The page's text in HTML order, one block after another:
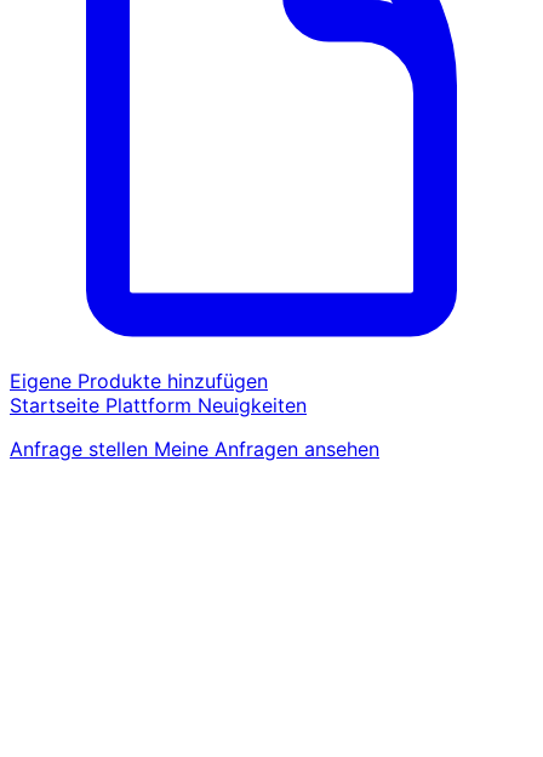
Eigene Produkte hinzufügen
Startseite Plattform Neuigkeiten
Anfrage stellen Meine Anfragen ansehen